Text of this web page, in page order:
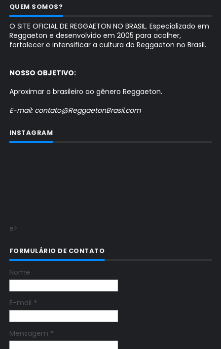
QUEM SOMOS?
O SITE OFICIAL DE REGGAETON NO BRASIL. Especializado em
Reggaeton e desenvolvido em 2005 para acolher,
fortalecer e intensificar a cultura do Reggaeton no Brasil.
NOSSO OBJETIVO:
Aproximar o brasileiro ao gênero Reggaeton.
E-mail: contato@ReggaetonBrasil.com
INSTAGRAM
e>
FORMULÁRIO DE CONTATO
Nome
E-mail *
Mensagem *